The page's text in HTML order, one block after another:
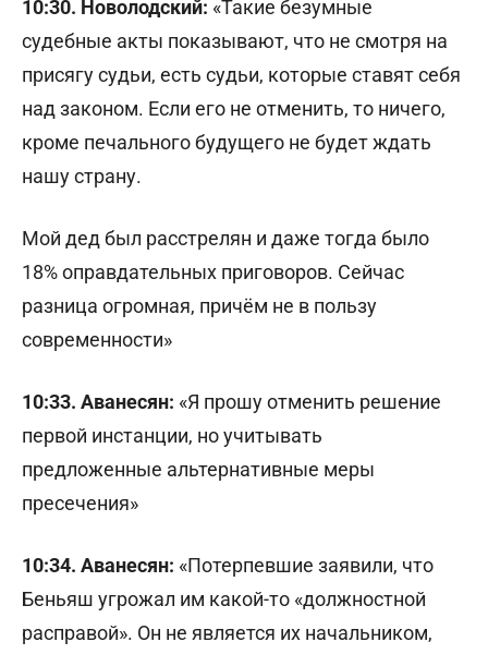
10:30. Новолодский: «Такие безумные
судебные акты показывают, что не смотря на
присягу судьи, есть судьи, которые ставят себя
над законом. Если его не отменить, то ничего,
кроме печального будущего не будет ждать
нашу страну.
Мой дед был расстрелян и даже тогда было
18% оправдательных приговоров. Сейчас
разница огромная, причём не в пользу
современности»
10:33. Аванесян: «Я прошу отменить решение
первой инстанции, но учитывать
предложенные альтернативные меры
пресечения»
10:34. Аванесян: «Потерпевшие заявили, что
Беньяш угрожал им какой-то «должностной
расправой». Он не является их начальником,